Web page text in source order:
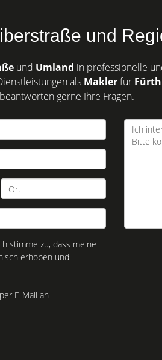
und
und Umland in professionelle
als Maklerfür
gerne Ihre Fragen.
stimme zu, dass meine
erhoben und
E-Mail an